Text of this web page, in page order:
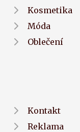
Kosmetika
Móda
Oblečení
Kontakt
Reklama